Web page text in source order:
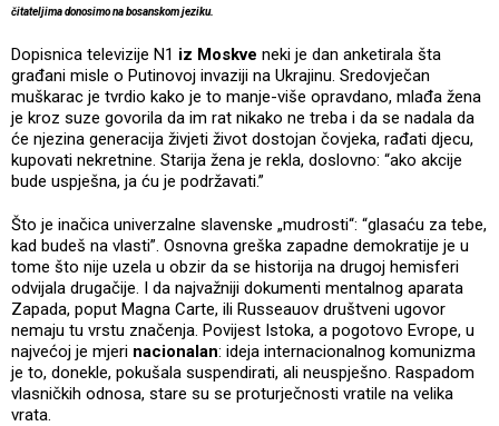
čitateljima donosimo na bosanskom jeziku.
Dopisnica televizije N1 iz Moskve neki je dan anketirala šta
građani misle o Putinovoj invaziji na Ukrajinu. Sredovječan
muškarac je tvrdio kako je to manje-više opravdano, mlađa žena
je kroz suze govorila da im rat nikako ne treba i da se nadala da
će njezina generacija živjeti život dostojan čovjeka, rađati djecu,
kupovati nekretnine. Starija žena je rekla, doslovno: “ako akcije
bude uspješna, ja ću je podržavati.”
Što je inačica univerzalne slavenske „mudrosti“: “glasaću za tebe,
kad budeš na vlasti”. Osnovna greška zapadne demokratije je u
tome što nije uzela u obzir da se historija na drugoj hemisferi
odvijala drugačije. I da najvažniji dokumenti mentalnog aparata
Zapada, poput Magna Carte, ili Russeauov društveni ugovor
nemaju tu vrstu značenja. Povijest Istoka, a pogotovo Evrope, u
najvećoj je mjeri nacionalan: ideja internacionalnog komunizma
je to, donekle, pokušala suspendirati, ali neuspješno. Raspadom
vlasničkih odnosa, stare su se proturječnosti vratile na velika
vrata.